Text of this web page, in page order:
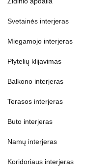
Svetainės interjeras
Miegamojo interjeras
Plytelių klijavimas
Balkono interjeras
Terasos interjeras
Buto interjeras
Namų interjeras
Koridoriaus interjeras